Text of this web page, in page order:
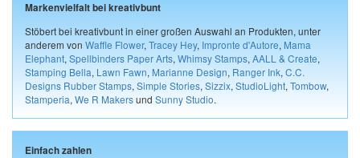
Markenvielfalt bei kreativbunt
Stöbert bei kreativbunt in einer großen Auswahl an Produkten, unter
anderem von Waffle Flower, Tracey Hey, Impronte d'Autore, Mama
Elephant, Spellbinders Paper Arts, Whimsy Stamps, AALL & Create,
Stamping Bella, Lawn Fawn, Marianne Design, Ranger Ink, C.C.
Designs Rubber Stamps, Simple Stories, Sizzix, StudioLight, Tombow,
Stamperia, We R Makersund Sunny Studio.
Einfach zahlen